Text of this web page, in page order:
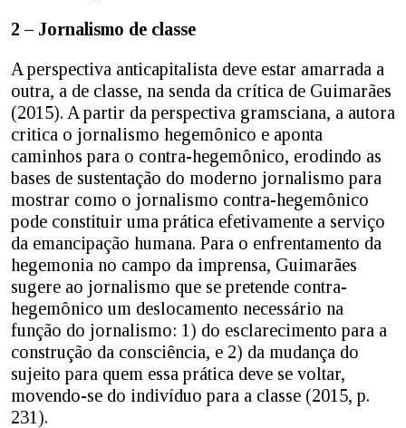
2 – Jornalismo de classe
A perspectiva anticapitalista deve estar amarrada a
outra, a de classe, na senda da crítica de Guimarães
(2015). A partir da perspectiva gramsciana, a autora
critica o jornalismo hegemônico e aponta
caminhos para o contra-hegemônico, erodindo as
bases de sustentação do moderno jornalismo para
mostrar como o jornalismo contra-hegemônico
pode constituir uma prática efetivamente a serviço
da emancipação humana. Para o enfrentamento da
hegemonia no campo da imprensa, Guimarães
sugere ao jornalismo que se pretende contra-
hegemônico um deslocamento necessário na
função do jornalismo: 1) do esclarecimento para a
construção da consciência, e 2) da mudança do
sujeito para quem essa prática deve se voltar,
movendo-se do indivíduo para a classe (2015, p.
231).